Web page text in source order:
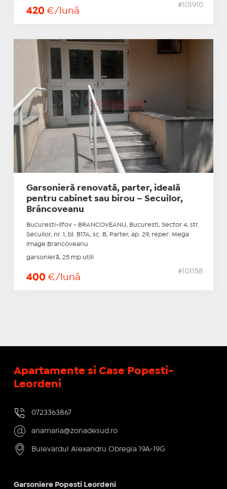
420 €/lună
#101910
Garsonieră renovată, parter, ideală
pentru cabinet sau birou – Secuilor,
Brâncoveanu
Bucuresti-Ilfov - BRANCOVEANU, Bucuresti, Sector 4, str.
Secuilor, nr. 1, bl. B17A, sc. B, Parter, ap. 29, reper: Mega
Image Brancoveanu
garsonieră, 25 mp utili
400 €/lună
#101158
Apartamente si Case Popesti-
Leordeni
0723363867
anamaria@zonadesud.ro
Bulevardul Alexandru Obregia 19A-19G
Garsoniere Popesti Leordeni